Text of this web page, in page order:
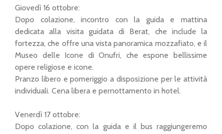
Giovedì 16 ottobre:
Dopo colazione, incontro con la guida e mattina
dedicata alla visita guidata di Berat, che include la
fortezza, che offre una vista panoramica mozzafiato, e il
Museo delle Icone di Onufri, che espone bellissime
opere religiose e icone.
Pranzo libero e pomeriggio a disposizione per le attività
individuali. Cena libera e pernottamento in hotel.
Venerdì 17 ottobre:
Dopo colazione, con la guida e il bus raggiungeremo